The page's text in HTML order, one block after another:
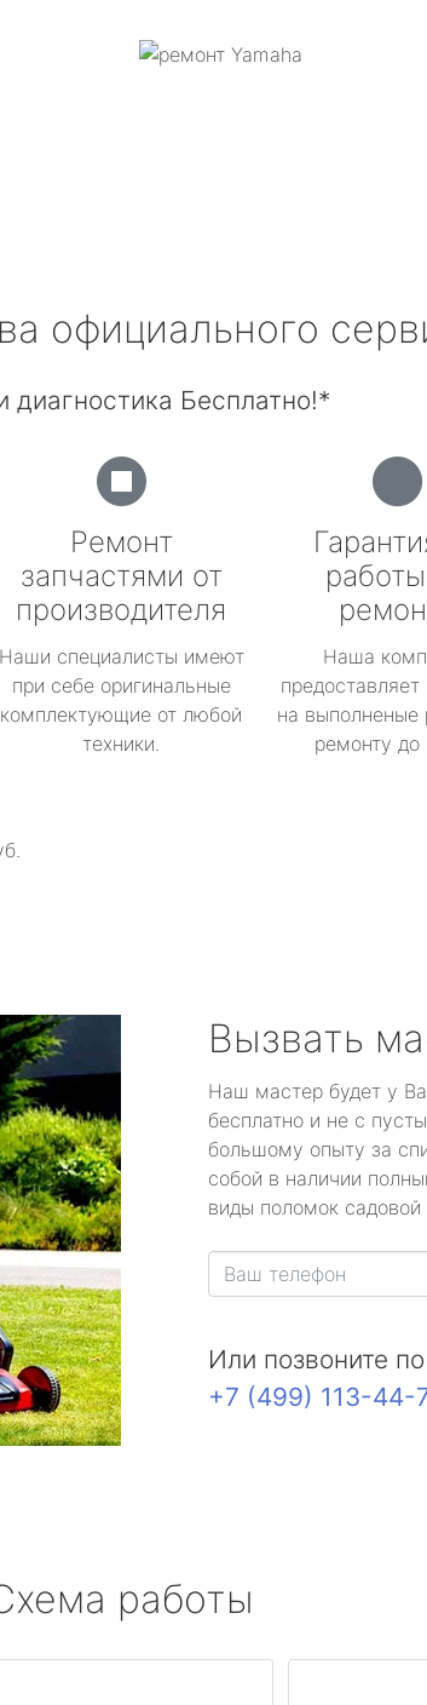
официального
диагностика Бесплатно!*
Ремонт
запчастями от
производителя
Наши специалисты имеют
при себе оригинальные
комплектующие от любой
техники.
Наша
предоставляет
на выполненые
ремонту до
Вызвать
Наш мастер будет у
бесплатно и не с
большому опыту за
собой в наличии
виды поломок садовой
Или позвоните
+7 (499) 113-44-
работы